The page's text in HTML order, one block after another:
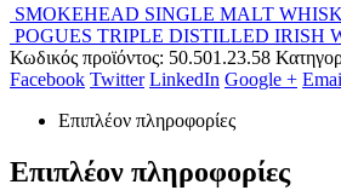
SMOKEHEAD SINGLE MALT
POGUES TRIPLE DISTILLED IRISH
Κωδικός προϊόντος: 50.501.23.58
Facebook Twitter LinkedIn Google +
Επιπλέον πληροφορίες
Επιπλέον πληροφορίες